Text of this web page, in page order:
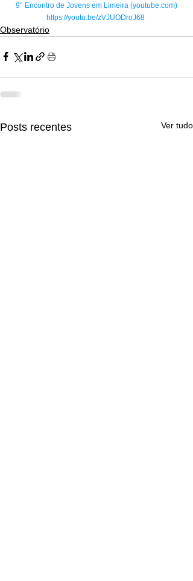
9° Encontro de Jovens em Limeira (youtube.com)
https://youtu.be/zVJUODroJ68
Observatório
Posts recentes Ver tudo